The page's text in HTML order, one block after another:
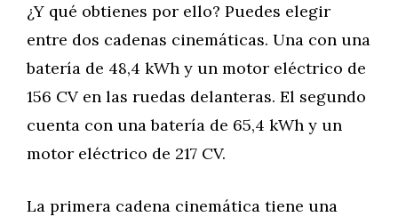
¿Y qué obtienes por ello? Puedes elegir
entre dos cadenas cinemáticas. Una con una
batería de 48,4 kWh y un motor eléctrico de
156 CV en las ruedas delanteras. El segundo
cuenta con una batería de 65,4 kWh y un
motor eléctrico de 217 CV.
La primera cadena cinemática tiene una